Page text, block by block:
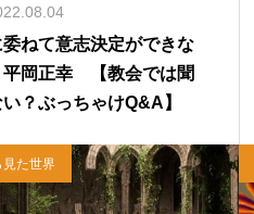
ねて意志決定ができな
岡正幸 【教会では聞
い？ぶっちゃけQ&A】
見た世界